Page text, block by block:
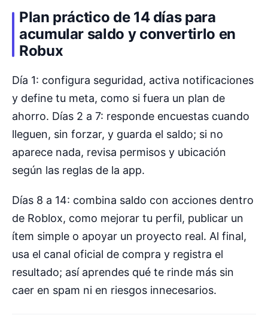
Plan práctico de 14 días para
acumular saldo y convertirlo en
Robux
Día 1: configura seguridad, activa notificaciones
y define tu meta, como si fuera un plan de
ahorro. Días 2 a 7: responde encuestas cuando
lleguen, sin forzar, y guarda el saldo; si no
aparece nada, revisa permisos y ubicación
según las reglas de la app.
Días 8 a 14: combina saldo con acciones dentro
de Roblox, como mejorar tu perfil, publicar un
ítem simple o apoyar un proyecto real. Al final,
usa el canal oficial de compra y registra el
resultado; así aprendes qué te rinde más sin
caer en spam ni en riesgos innecesarios.